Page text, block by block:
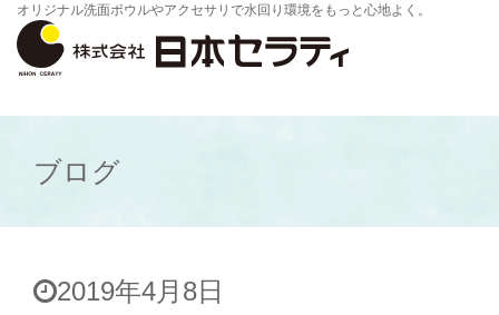
オリジナル洗面ボウルやアクセサリで水回り環境をもっと心地よく。
ブログ
2019年4月8日